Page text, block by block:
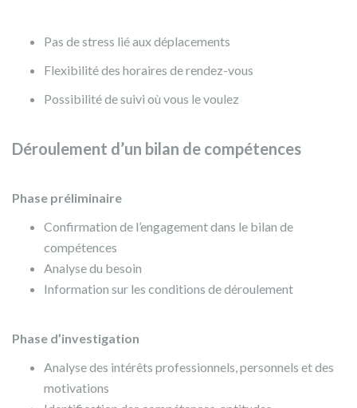
Pas de stress lié aux déplacements
Flexibilité des horaires de rendez-vous
Possibilité de suivi où vous le voulez
Déroulement d’un bilan de compétences
Phase préliminaire
Confirmation de l’engagement dans le bilan de
compétences
Analyse du besoin
Information sur les conditions de déroulement
Phase d’investigation
Analyse des intérêts professionnels, personnels et des
motivations